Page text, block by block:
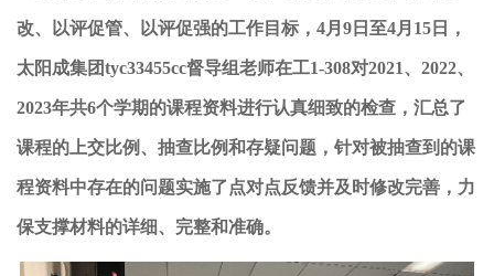
改、以评促管、以评促强的工作目标， 4月9日 至4月15日 ，
太阳成集团tyc33455cc督导组老师在工1-308对2021、 2022、
2023年共6个学期的课程资料进行认真细致的检查，汇总了
课程的上交比例 、 抽查比例和存疑问题， 针对被抽查到的课
程资料中存在的问题实施了 点对点反馈并及时修改完善 ，力
保支撑材料的详细、完整和准确。